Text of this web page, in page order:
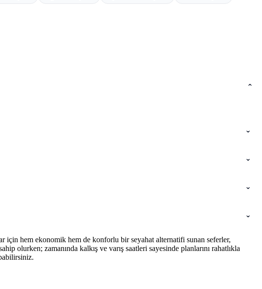
için hem ekonomik hem de konforlu bir seyahat alternatifi sunan seferler,
olurken; zamanında kalkış ve varış saatleri sayesinde planlarını rahatlıkla